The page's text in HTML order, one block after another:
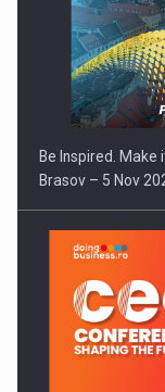
Be Inspired. Make
Brasov – 5 Nov